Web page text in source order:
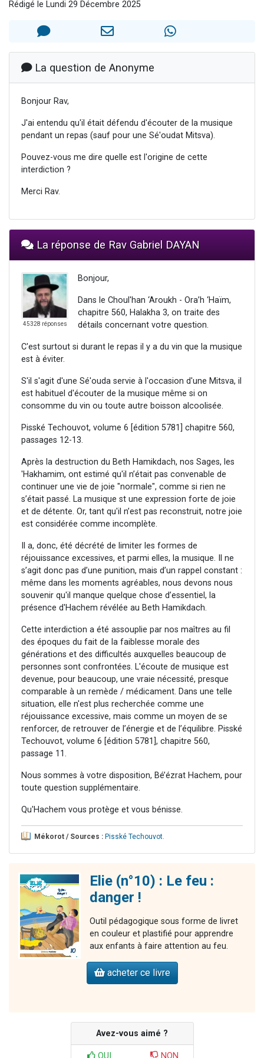
Ariel vient de donner son Maasser
Il reste 49 places pour étudier en groupe sur Zoom
6 personnes viennent de faire un don pour 5 enfants déjà orphelins risquent de perdre leur maman
3 personnes viennent de nous rejoindre sur WhatsApp
Rédigé le Lundi 29 Décembre 2025
La question de Anonyme
Bonjour Rav,
J'ai entendu qu'il était défendu d'écouter de la musique
pendant un repas (sauf pour une Sé'oudat Mitsva).
Pouvez-vous me dire quelle est l'origine de cette
interdiction ?
Merci Rav.
La réponse de Rav Gabriel DAYAN
45328 réponses
Bonjour,
Dans le Choul'han ‘Aroukh - Ora’h ‘Haïm,
chapitre 560, Halakha 3, on traite des
détails concernant votre question.
C'est surtout si durant le repas il y a du vin que la musique
est à éviter.
S'il s'agit d'une Sé'ouda servie à l'occasion d'une Mitsva, il
est habituel d'écouter de la musique même si on
consomme du vin ou toute autre boisson alcoolisée.
Pisské Techouvot, volume 6 [édition 5781] chapitre 560,
passages 12-13.
Après la destruction du Beth Hamikdach, nos Sages, les
'Hakhamim, ont estimé qu'il n’était pas convenable de
continuer une vie de joie "normale", comme si rien ne
s’était passé. La musique st une expression forte de joie
et de détente. Or, tant qu'il n’est pas reconstruit, notre joie
est considérée comme incomplète.
Il a, donc, été décrété de limiter les formes de
réjouissance excessives, et parmi elles, la musique. Il ne
s’agit donc pas d’une punition, mais d’un rappel constant :
même dans les moments agréables, nous devons nous
souvenir qu'il manque quelque chose d’essentiel, la
présence d'Hachem révélée au Beth Hamikdach.
Cette interdiction a été assouplie par nos maîtres au fil
des époques du fait de la faiblesse morale des
générations et des difficultés auxquelles beaucoup de
personnes sont confrontées. L'écoute de musique est
devenue, pour beaucoup, une vraie nécessité, presque
comparable à un remède / médicament. Dans une telle
situation, elle n'est plus recherchée comme une
réjouissance excessive, mais comme un moyen de se
renforcer, de retrouver de l’énergie et de l’équilibre. Pisské
Techouvot, volume 6 [édition 5781], chapitre 560,
passage 11.
Nous sommes à votre disposition, Bé’ézrat Hachem, pour
toute question supplémentaire.
Qu'Hachem vous protège et vous bénisse.
Mékorot / Sources : Pisské Techouvot.
Elie (n°10) : Le feu :
danger !
Outil pédagogique sous forme de livret
en couleur et plastifié pour apprendre
aux enfants à faire attention au feu.
acheter ce livre
Avez-vous aimé ?